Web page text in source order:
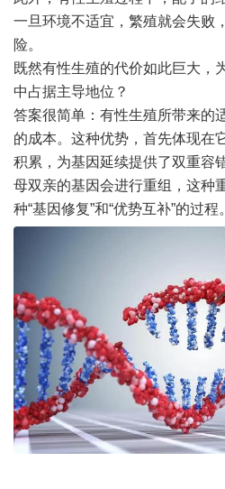
一旦环境不适宜，繁殖就会失败
险。
既然有性生殖的代价如此巨大，
中占据主导地位？
答案很简单：有性生殖所带来的
的成本。这种优势，首先体现在
积累，为基因延续提供了双重容
母双亲的基因会进行重组，这种
种“基因修复”和“优势互补”的过程。